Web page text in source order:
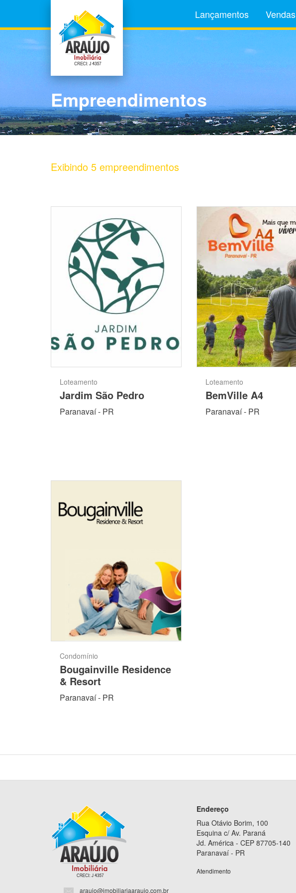
Lançamentos Vendas
Empreendimentos
Exibindo 5 empreendimentos
Loteamento
Jardim São Pedro
Paranavaí - PR
Loteamento
BemVille A4
Paranavaí - PR
Condomínio
Bougainville Residence
& Resort
Paranavaí - PR
araujo@imobiliariaaraujo.com.br
Endereço
Rua Otávio Borim, 100
Esquina c/ Av. Paraná
Jd. América - CEP 87705-140
Paranavaí - PR
Atendimento